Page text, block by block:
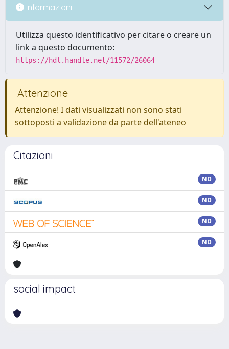
Informazioni
Utilizza questo identificativo per citare o creare un
link a questo documento:
https://hdl.handle.net/11572/26064
Attenzione
Attenzione! I dati visualizzati non sono stati
sottoposti a validazione da parte dell'ateneo
Citazioni
ND
ND
ND
ND
social impact